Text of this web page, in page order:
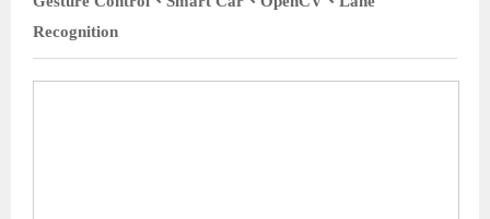
Recognition